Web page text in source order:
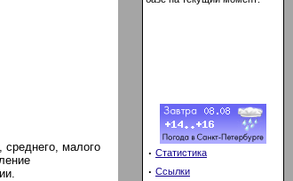
среднего, малого
· Статистика
· Ссылки